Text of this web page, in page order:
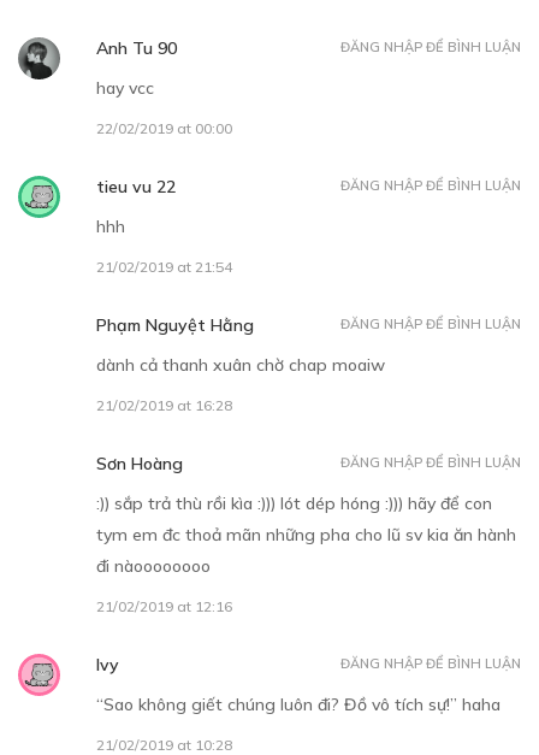
Anh Tu 90
hay vcc
22/02/2019 at 00:00
ĐĂNG NHẬP ĐỂ BÌNH LUẬN
tieu vu 22
hhh
21/02/2019 at 21:54
ĐĂNG NHẬP ĐỂ BÌNH LUẬN
Phạm Nguyệt Hằng
dành cả thanh xuân chờ chap moaiw
21/02/2019 at 16:28
ĐĂNG NHẬP ĐỂ BÌNH LUẬN
Sơn Hoàng
:)) sắp trả thù rồi kìa :))) lót dép hóng :))) hãy để con
tym em đc thoả mãn những pha cho lũ sv kia ăn hành
đi nàoooooooo
21/02/2019 at 12:16
ĐĂNG NHẬP ĐỂ BÌNH LUẬN
Ivy
“Sao không giết chúng luôn đi? Đồ vô tích sự!” haha
21/02/2019 at 10:28
ĐĂNG NHẬP ĐỂ BÌNH LUẬN